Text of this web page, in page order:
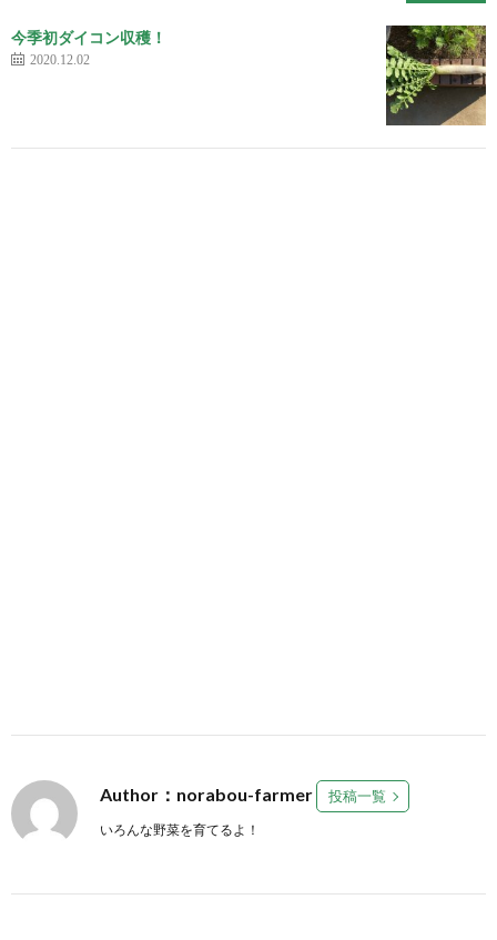
今季初ダイコン収穫！
2020.12.02
Author：norabou-farmer 投稿一覧
いろんな野菜を育てるよ！